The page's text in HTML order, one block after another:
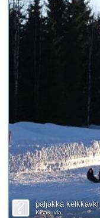
paljakka kelkkavkl
Kisakuvia